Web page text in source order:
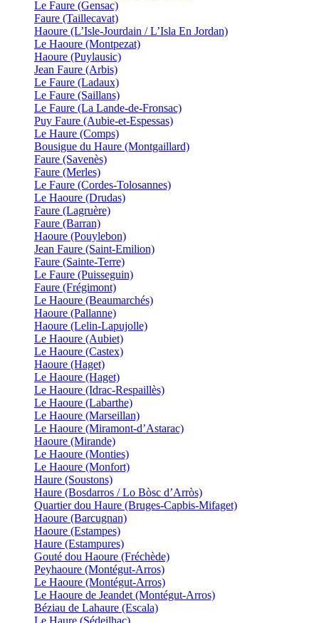
Le Faure (Gensac)
Faure (Taillecavat)
Haoure (L’Isle-Jourdain / L’Isla En Jordan)
Le Haoure (Montpezat)
Haoure (Puylausic)
Jean Faure (Arbis)
Le Faure (Ladaux)
Le Faure (Saillans)
Le Faure (La Lande-de-Fronsac)
Puy Faure (Aubie-et-Espessas)
Le Haure (Comps)
Bousigue du Haure (Montgaillard)
Faure (Savenès)
Faure (Merles)
Le Faure (Cordes-Tolosannes)
Le Haoure (Drudas)
Faure (Lagruère)
Faure (Barran)
Haoure (Pouylebon)
Jean Faure (Saint-Emilion)
Faure (Sainte-Terre)
Le Faure (Puisseguin)
Faure (Frégimont)
Le Haoure (Beaumarchés)
Haoure (Pallanne)
Haoure (Lelin-Lapujolle)
Le Haoure (Aubiet)
Le Haoure (Castex)
Haoure (Haget)
Le Haoure (Haget)
Le Haoure (Idrac-Respaillès)
Le Haoure (Labarthe)
Le Haoure (Marseillan)
Le Haoure (Miramont-d’Astarac)
Haoure (Mirande)
Le Haoure (Monties)
Le Haoure (Monfort)
Haure (Soustons)
Haure (Bosdarros / Lo Bòsc d’Arròs)
Quartier dou Haure (Bruges-Capbis-Mifaget)
Haoure (Barcugnan)
Haoure (Estampes)
Haure (Estampures)
Gouté dou Haoure (Fréchède)
Peyhaoure (Montégut-Arros)
Le Haoure (Montégut-Arros)
Le Haoure de Jeandet (Montégut-Arros)
Béziau de Lahaure (Escala)
Le Haure (Sédeilhac)